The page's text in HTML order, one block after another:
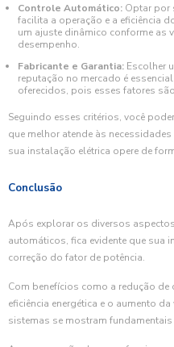
Controle Automático: Optar por
facilita a operação e a eficiência
um ajuste dinâmico conforme as
desempenho.
Fabricante e Garantia: Escolher
reputação no mercado é
oferecidos, pois esses fatores
Seguindo esses critérios, você
que melhor atende às
sua instalação elétrica opere de
Conclusão
Após explorar os diversos
automáticos, fica evidente que sua
correção do fator de potência.
Com benefícios como a redução
eficiência energética e o aumento
sistemas se mostram